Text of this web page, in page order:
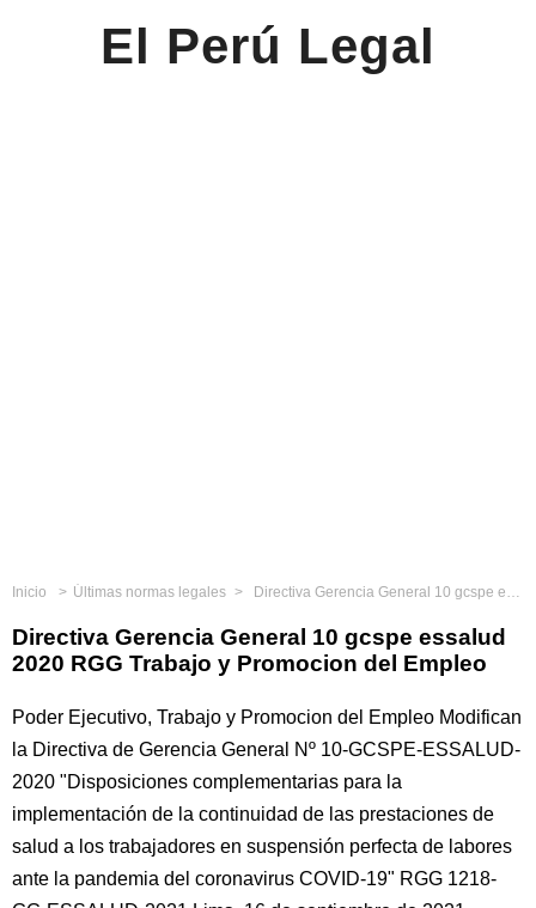
El Perú Legal
Inicio Últimas normas legales Directiva Gerencia General 10 gcspe essalud 2020 RGG Trabajo y Promocion del Empleo
Directiva Gerencia General 10 gcspe essalud
2020 RGG Trabajo y Promocion del Empleo
Poder Ejecutivo, Trabajo y Promocion del Empleo Modifican
la Directiva de Gerencia General Nº 10-GCSPE-ESSALUD-
2020 "Disposiciones complementarias para la
implementación de la continuidad de las prestaciones de
salud a los trabajadores en suspensión perfecta de labores
ante la pandemia del coronavirus COVID-19" RGG 1218-